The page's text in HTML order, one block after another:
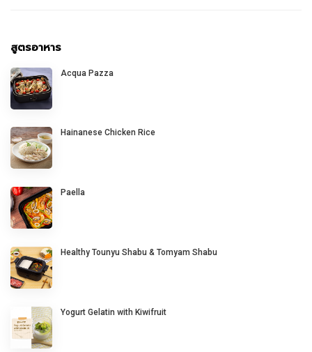
สูตรอาหาร
Acqua Pazza
Hainanese Chicken Rice
Paella
Healthy Tounyu Shabu & Tomyam Shabu
Yogurt Gelatin with Kiwifruit